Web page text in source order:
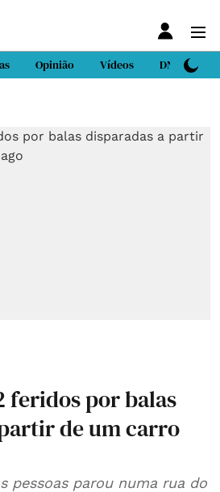
Opinião Vídeos DN Sport
feridos por balas
de um carro
pessoas parou numa rua do